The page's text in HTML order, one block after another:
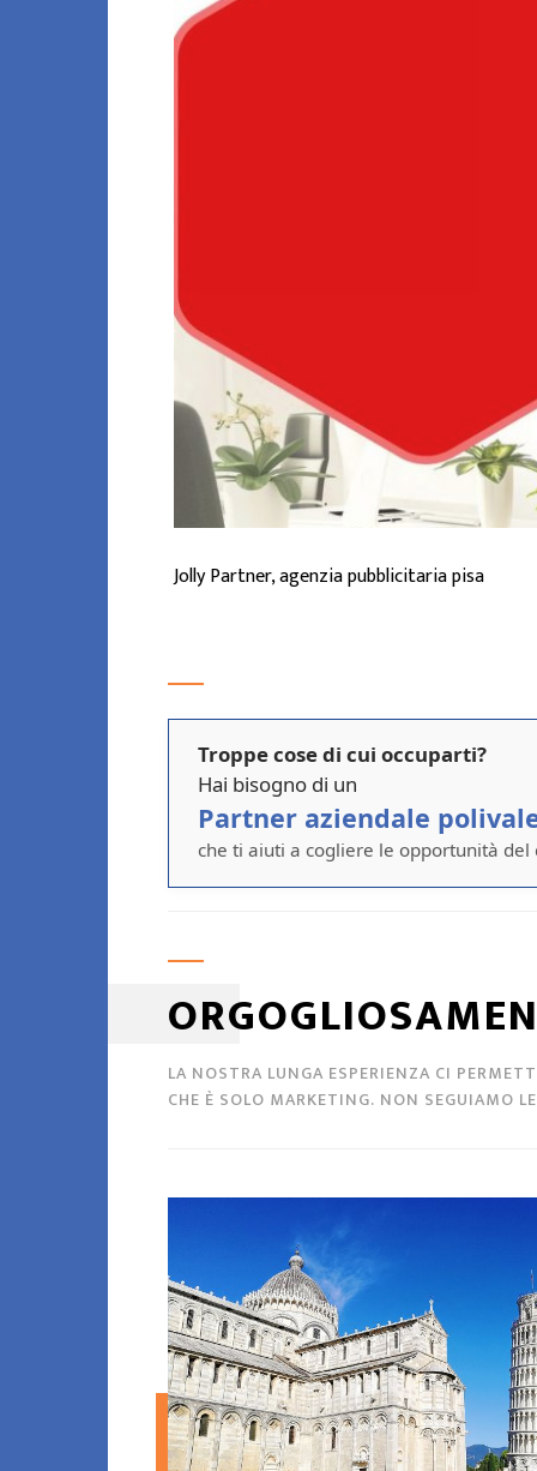
Jolly Partner, agenzia pubblicitaria pisa
Troppe cose di cui occuparti?
Hai bisogno di un
Partner aziendale
che ti aiuti a cogliere le opportunità
LA NOSTRA LUNGA ESPERIENZA CI
CHE È SOLO MARKETING. NON SEGUIAMO